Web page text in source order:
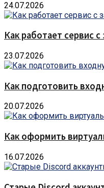
24.07.2026
Как работает сервис
23.07.2026
Как подготовить
20.07.2026
Как оформить
16.07.2026